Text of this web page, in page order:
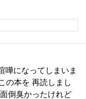
嘩になってしまいま
の本を 再読しまし
倒臭かったけれど